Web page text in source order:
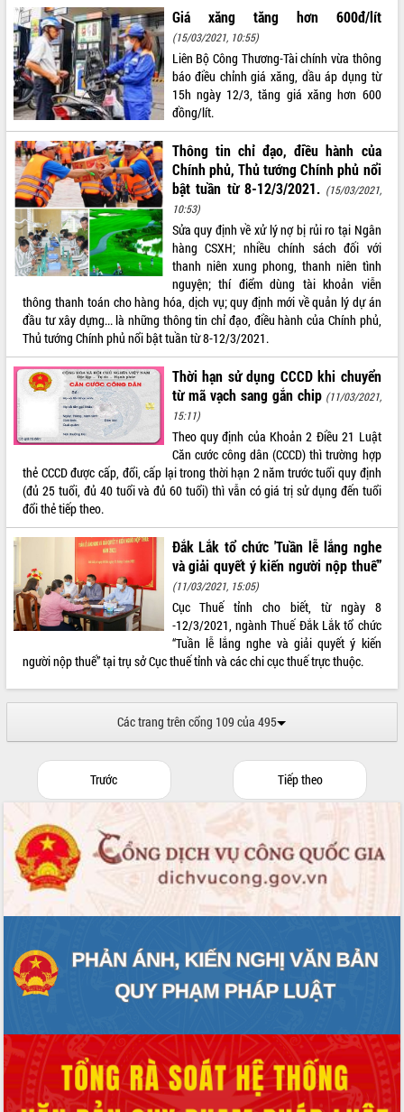
Giá xăng tăng hơn 600đ/lít
(15/03/2021, 10:55)
Liên Bộ Công Thương-Tài chính vừa thông
báo điều chỉnh giá xăng, dầu áp dụng từ
15h ngày 12/3, tăng giá xăng hơn 600
đồng/lít.
Thông tin chỉ đạo, điều hành của
Chính phủ, Thủ tướng Chính phủ nổi
bật tuần từ 8-12/3/2021. (15/03/2021,
10:53)
Sửa quy định về xử lý nợ bị rủi ro tại Ngân
hàng CSXH; nhiều chính sách đối với
thanh niên xung phong, thanh niên tình
nguyện; thí điểm dùng tài khoản viễn
thông thanh toán cho hàng hóa, dịch vụ; quy định mới về quản lý dự án
đầu tư xây dựng... là những thông tin chỉ đạo, điều hành của Chính phủ,
Thủ tướng Chính phủ nổi bật tuần từ 8-12/3/2021.
Thời hạn sử dụng CCCD khi chuyển
từ mã vạch sang gắn chip (11/03/2021,
15:11)
Theo quy định của Khoản 2 Điều 21 Luật
Căn cước công dân (CCCD) thì trường hợp
thẻ CCCD được cấp, đổi, cấp lại trong thời hạn 2 năm trước tuổi quy định
(đủ 25 tuổi, đủ 40 tuổi và đủ 60 tuổi) thì vẫn có giá trị sử dụng đến tuổi
đổi thẻ tiếp theo.
Đắk Lắk tổ chức 'Tuần lễ lắng nghe
và giải quyết ý kiến người nộp thuế”
(11/03/2021, 15:05)
Cục Thuế tỉnh cho biết, từ ngày 8
-12/3/2021, ngành Thuế Đắk Lắk tổ chức
“Tuần lễ lắng nghe và giải quyết ý kiến
người nộp thuế” tại trụ sở Cục thuế tỉnh và các chi cục thuế trực thuộc.
Các trang trên cổng 109 của 495
Trước Tiếp theo